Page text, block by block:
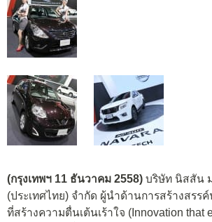
(กรุงเทพฯ 11 ธันวาคม 2558) บริษัท นิสสัน
(ประเทศไทย) จำกัด ผู้นำด้านการสร้างสรร
ที่สร้างความตื่นเต้นเร้าใจ (Innovation that